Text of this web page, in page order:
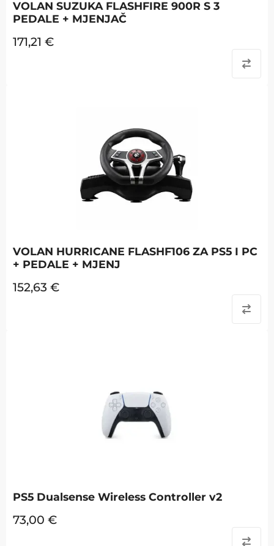
VOLAN SUZUKA FLASHFIRE 900R S 3
PEDALE + MJENJAČ
171,21 €
VOLAN HURRICANE FLASHF106 ZA PS5 I PC
+ PEDALE + MJENJ
152,63 €
PS5 Dualsense Wireless Controller v2
73,00 €